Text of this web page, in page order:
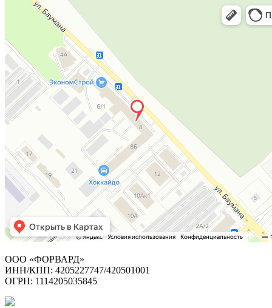
ООО «ФОРВАРД»
ИНН/КПП: 4205227747/420501001
ОГРН: 1114205035845